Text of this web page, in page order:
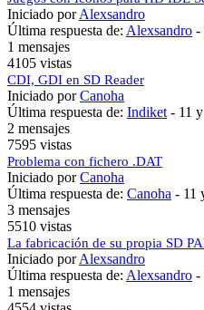
Iniciado porAlexsandro
Última respuesta de: Alexsandro -
1 mensajes
4105 vistas
CDI, GDI en SD Reader
Iniciado porCanoha
Última respuesta de: Indiket - 11 y
2 mensajes
7595 vistas
Problema con fichero .DAT
Iniciado porCanoha
Última respuesta de: Canoha - 11
3 mensajes
5510 vistas
La fabricación de su propia SD
Iniciado porAlexsandro
Última respuesta de: Alexsandro -
1 mensajes